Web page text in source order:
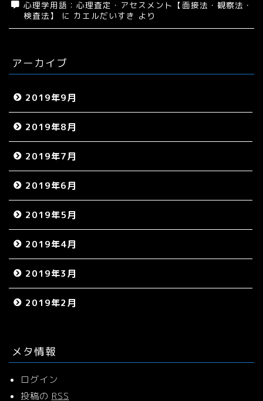
心理学用語：心理査定・アセスメント【面接法・観察法・
検査法】
に カエルだいすき より
アーカイブ
2019年9月
2019年8月
2019年7月
2019年6月
2019年5月
2019年4月
2019年3月
2019年2月
メタ情報
ログイン
投稿の RSS